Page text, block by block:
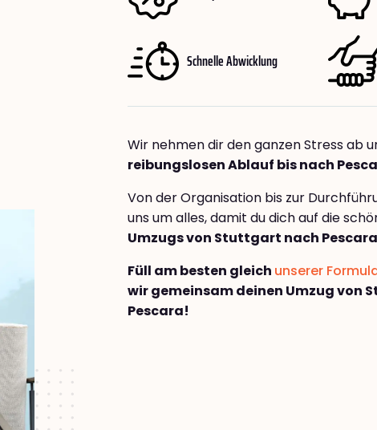
Schnelle Abwicklung
Wir nehmen dir den ganzen Stress ab
reibungslosen Ablauf bis nach
Von der Organisation bis zur
uns um alles, damit du dich auf die
Umzugs von Stuttgart nach Pescara
Füll am besten gleich unserer
wir gemeinsam deinen Umzug von
Pescara!